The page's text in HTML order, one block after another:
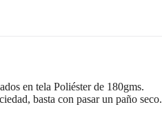
en tela Poliéster de 180gms.
basta con pasar un paño seco.